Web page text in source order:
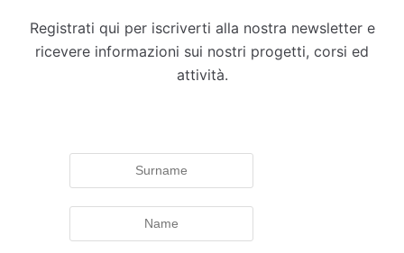
Registrati qui per iscriverti alla nostra newsletter e
ricevere informazioni sui nostri progetti, corsi ed
attività.